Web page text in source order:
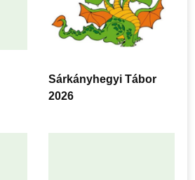
Sárkányhegyi Tábor
2026